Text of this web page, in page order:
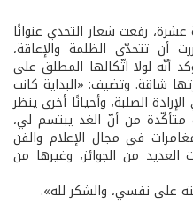
رفعت شعار التحدي عنوانًا
أن تتحدّى الظلمة والإعاقة،
أنّه لولا اتّكالها المطلق على
شاقة. وتضيف: «البداية كانت
الصلبة، وأحيانًا أخرى ينظر
من أنّ الغد يبتسم لي،
في مجال الإعلام والفن
من الجوائز، وغيرها من
على نفسي، والشكر لله».